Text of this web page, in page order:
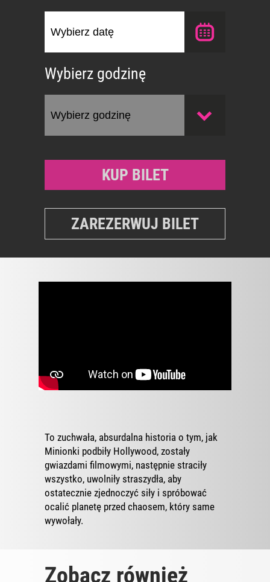
Wybierz godzinę
KUP BILET
ZAREZERWUJ BILET
To zuchwała, absurdalna historia o tym, jak
Minionki podbiły Hollywood, zostały
gwiazdami filmowymi, następnie straciły
wszystko, uwolniły straszydła, aby
ostatecznie zjednoczyć siły i spróbować
ocalić planetę przed chaosem, który same
wywołały.
Zobacz również